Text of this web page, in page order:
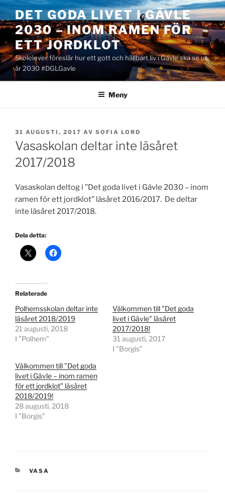
Hoppa
till
innehåll
DET GODA LIVET I GÄVLE
2030 – INOM RAMEN FÖR
ETT JORDKLOT
Skolelever föreslår hur ett gott och hållbart liv i Gävle ska se ut
år 2030 #DGLGavle
Meny
PUBLICERAT
31 AUGUSTI, 2017 AV SOFIA LORD
Vasaskolan deltar inte läsåret
2017/2018
Vasaskolan deltog i ”Det goda livet i Gävle 2030 – inom
ramen för ett jordklot” läsåret 2016/2017. De deltar
inte läsåret 2017/2018.
Dela detta:
Relaterade
Polhemsskolan deltar inte
läsåret 2018/2019
21 augusti, 2018
I ”Polhem”
Välkommen till ”Det goda
livet i Gävle” läsåret
2017/2018!
31 augusti, 2017
I ”Borgis”
Välkommen till ”Det goda
livet i Gävle – inom ramen
för ett jordklot” läsåret
2018/2019!
28 augusti, 2018
I ”Borgis”
KATEGORIER
VASA